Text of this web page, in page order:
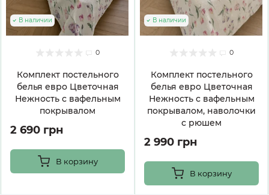
0
Комплект постельного
белья евро Цветочная
Нежность с вафельным
покрывалом
В наличии
2 690 грн
В корзину
0
Комплект постельного
белья евро Цветочная
Нежность с вафельным
покрывалом, наволочки
с рюшем
В наличии
2 990 грн
В корзину